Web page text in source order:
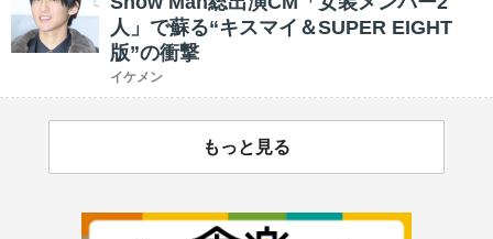
人」で蘇る“キスマイ＆SUPER EIGHT
版”の衝撃
イケメン
もっと見る